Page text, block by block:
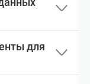
для